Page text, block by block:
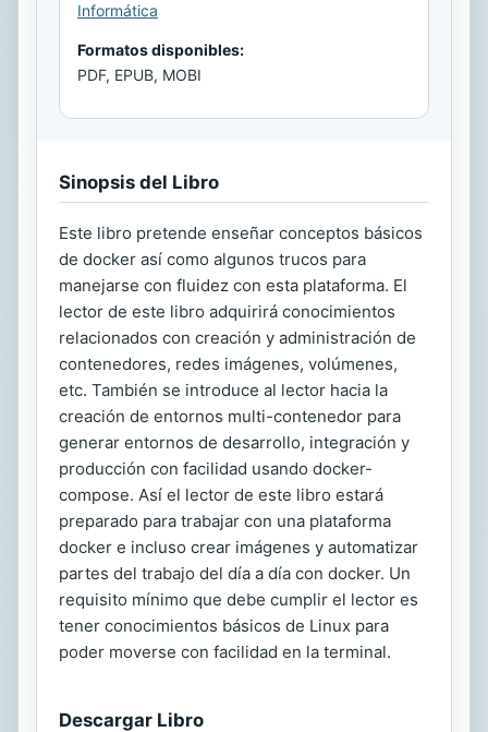
Informática
Formatos disponibles:
PDF, EPUB, MOBI
Sinopsis del Libro
Este libro pretende enseñar conceptos básicos
de docker así como algunos trucos para
manejarse con fluidez con esta plataforma. El
lector de este libro adquirirá conocimientos
relacionados con creación y administración de
contenedores, redes imágenes, volúmenes,
etc. También se introduce al lector hacia la
creación de entornos multi-contenedor para
generar entornos de desarrollo, integración y
producción con facilidad usando docker-
compose. Así el lector de este libro estará
preparado para trabajar con una plataforma
docker e incluso crear imágenes y automatizar
partes del trabajo del día a día con docker. Un
requisito mínimo que debe cumplir el lector es
tener conocimientos básicos de Linux para
poder moverse con facilidad en la terminal.
Descargar Libro